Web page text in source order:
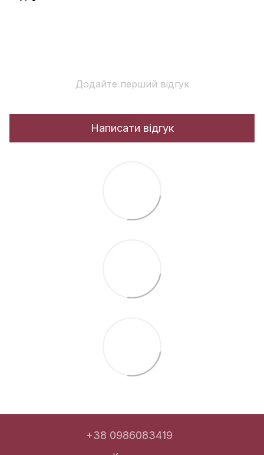
Додайте перший відгук
Написати відгук
+38 0986083419